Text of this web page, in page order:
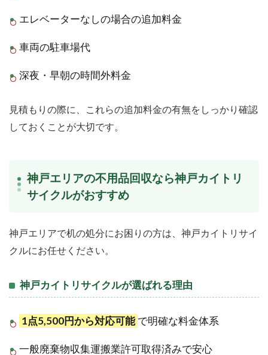
エレベーターなしの場合の追加料金
車両の駐車場代
深夜・早朝の時間外料金
見積もりの際に、これらの追加料金の有無をしっかり確認
しておくことが大切です。
神戸エリアの不用品回収なら神戸カイトリ
サイクルがおすすめ
神戸エリアで机の処分にお困りの方は、神戸カイトリサイ
クルにお任せください。
神戸カイトリサイクルが選ばれる理由
1点5,500円から対応可能 で明確な料金体系
一般廃棄物収集運搬業許可取得済みで安心